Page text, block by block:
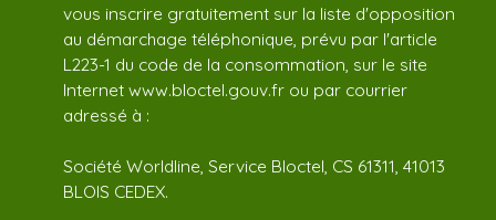
vous inscrire gratuitement sur la liste d'opposition
au démarchage téléphonique, prévu par l'article
L223-1 du code de la consommation, sur le site
Internet www.bloctel.gouv.fr ou par courrier
adressé à :
Société Worldline, Service Bloctel, CS 61311, 41013
BLOIS CEDEX.